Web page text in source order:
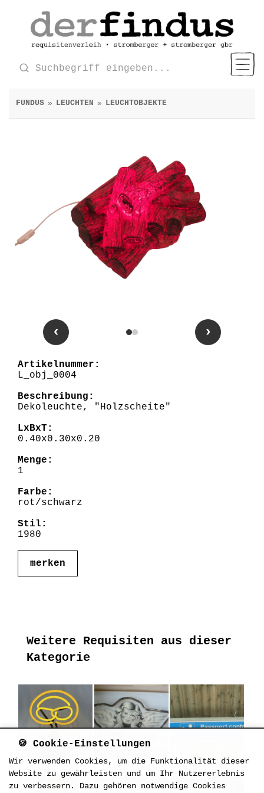
FUNDUS » LEUCHTEN » LEUCHTOBJEKTE
‹ ›
Artikelnummer:
L_obj_0004
Beschreibung:
Dekoleuchte, "Holzscheite"
LxBxT:
0.40x0.30x0.20
Menge:
1
Farbe:
rot/schwarz
Stil:
1980
merken
Weitere Requisiten aus dieser
Kategorie
L_obj_0008 L_obj_0002 L_obj_0005
🍪 Cookie-Einstellungen
Wir verwenden Cookies, um die Funktionalität dieser
Website zu gewährleisten und um Ihr Nutzererlebnis
zu verbessern. Dazu gehören notwendige Cookies